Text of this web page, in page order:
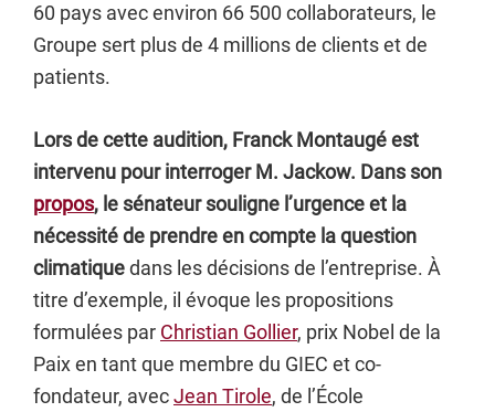
60 pays avec environ 66 500 collaborateurs, le
Groupe sert plus de 4 millions de clients et de
patients.
Lors de cette audition, Franck Montaugé est
intervenu pour interroger M. Jackow. Dans son
propos, le sénateur souligne l’urgence et la
nécessité de prendre en compte la question
climatiquedans les décisions de l’entreprise. À
titre d’exemple, il évoque les propositions
formulées par Christian Gollier, prix Nobel de la
Paix en tant que membre du GIEC et co-
fondateur, avecJean Tirole, de l’École